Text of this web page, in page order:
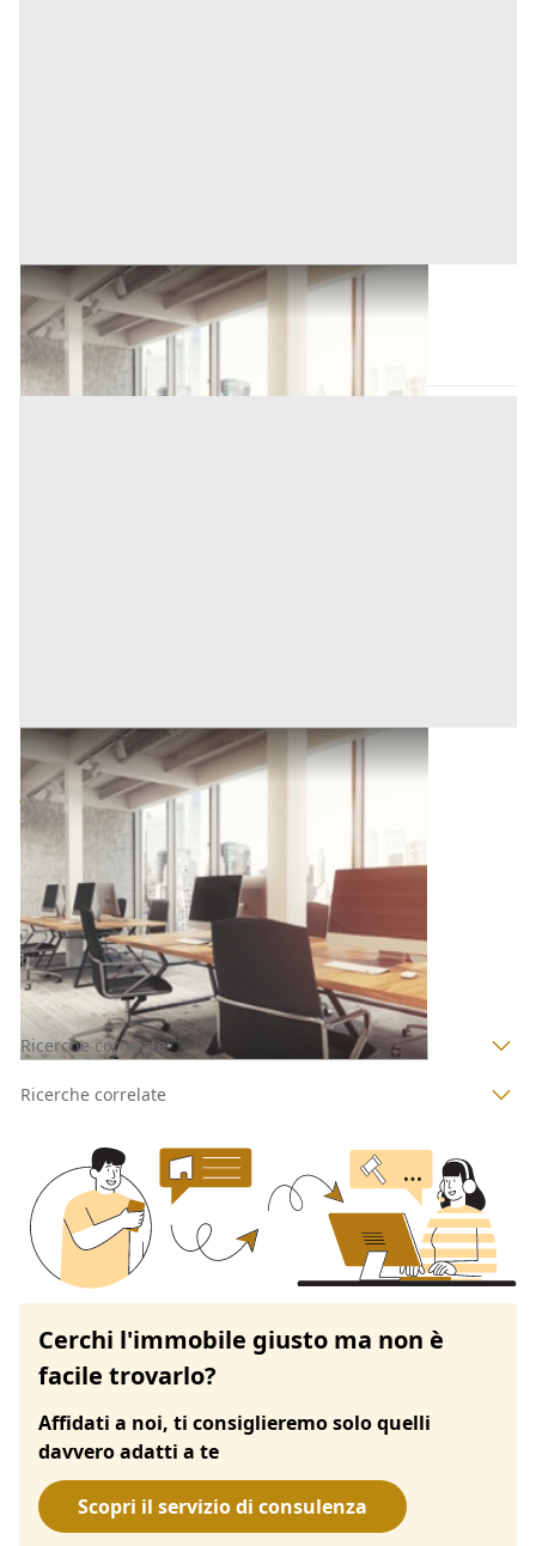
Ufficio all'asta a Novara
Novara (Novara)
Asta chiusa
Ufficio all'asta a Novara
Novara
Base d'asta
703.000 €
1
Ricerche correlate
Ricerche correlate
Cerchi l'immobile giusto ma non è
facile trovarlo?
Affidati a noi, ti consiglieremo solo quelli
davvero adatti a te
Scopri il servizio di consulenza